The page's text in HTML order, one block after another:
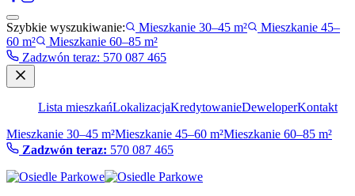
Szybkie wyszukiwanie: Mieszkanie 30–45 m²
Mieszkanie 45–
60 m²
Mieszkanie 60–85 m²
Zadzwón teraz: 570 087 465
Lista mieszkańLokalizacjaKredytowanieDeweloperKontakt
Mieszkanie 30–45 m²Mieszkanie 45–60 m²Mieszkanie 60–85 m²
Zadzwón teraz: 570 087 465